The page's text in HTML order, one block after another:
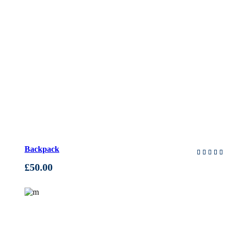
Backpack
£50.00